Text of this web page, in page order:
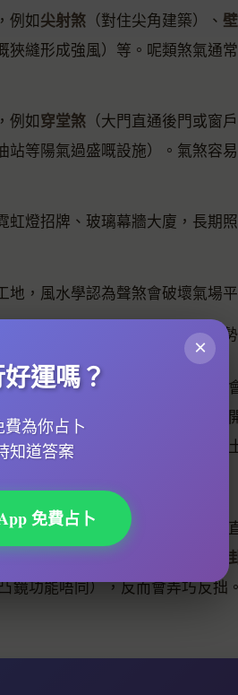
例如尖射煞（對住尖角建築）、
狹縫形成強風）等。呢類煞氣通
例如穿堂煞（大門直通後門或窗
等陽氣過盛嘅設施）。氣煞容
燈招牌、玻璃幕牆大廈，長期
，風水學認為聲煞會破壞氣場平
，除咗影響衛生，仲會拖低運勢
似成日有車衝過嚟咁，風水師傅
天橋嘅彎位外側，形狀似一張拉
宅右邊（風水學嘅白虎位）有動
住者嘅八字。例如
（長走
物遮擋，影響就會減輕。而
鏡功能唔同），反而會弄巧反拙
×
運嗎？
為你占卜
知道答案
免費占卜